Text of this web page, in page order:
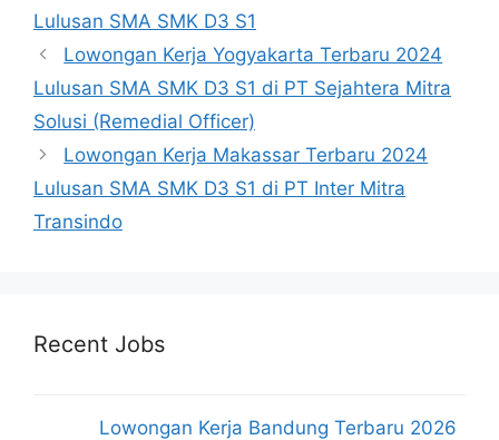
Lulusan SMA SMK D3 S1
Lowongan Kerja Yogyakarta Terbaru 2024
Lulusan SMA SMK D3 S1 di PT Sejahtera Mitra
Solusi (Remedial Officer)
Lowongan Kerja Makassar Terbaru 2024
Lulusan SMA SMK D3 S1 di PT Inter Mitra
Transindo
Recent Jobs
Lowongan Kerja Bandung Terbaru 2026